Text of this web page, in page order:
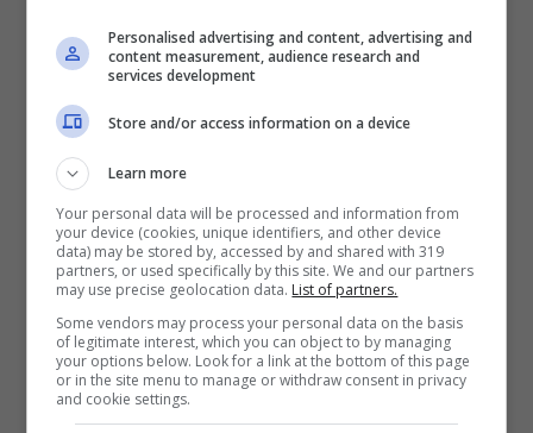
anche un altro amore importante, una donna
molto conosciuta nel mondo dello
spettacolo… ecco di chi si tratta.
Personalised advertising and content, advertising and
content measurement, audience research and
services development
Store and/or access information on a device
Learn more
Your personal data will be processed and information from
your device (cookies, unique identifiers, and other device
data) may be stored by, accessed by and shared with 319
partners, or used specifically by this site. We and our partners
may use precise geolocation data. List of partners.
Some vendors may process your personal data on the basis
of legitimate interest, which you can object to by managing
your options below. Look for a link at the bottom of this page
or in the site menu to manage or withdraw consent in privacy
and cookie settings.